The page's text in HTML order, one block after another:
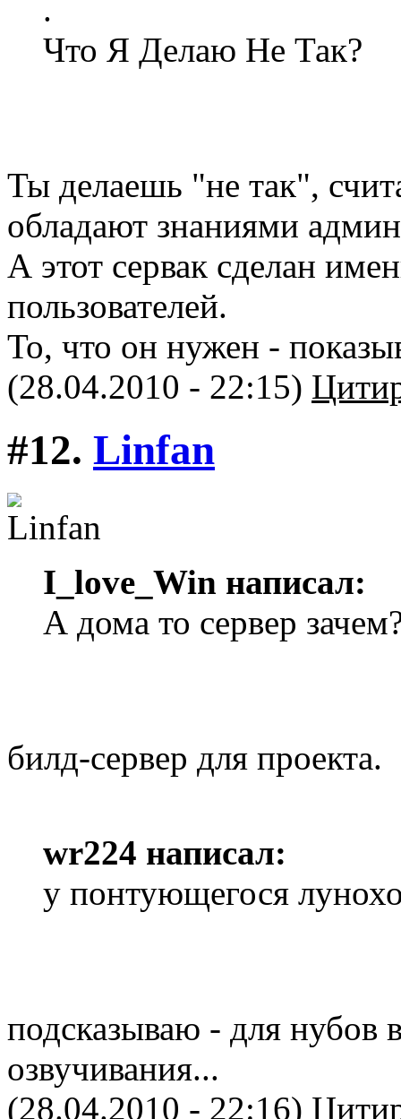
.
Что Я Делаю Не Так?
Ты делаешь "не так",
обладают знаниями
А этот сервак сделан
пользователей.
То, что он нужен -
(28.04.2010 - 22:15)
#12. Linfan
I_love_Win написал:
А дома то сервер
билд-сервер для проекта.
wr224 написал:
у понтующегося
подсказываю - для нубов
озвучивания...
(28.04.2010 - 22:16)